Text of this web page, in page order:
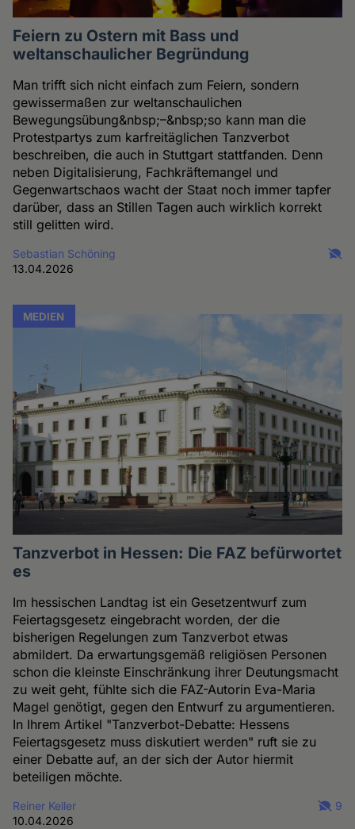
Feiern zu Ostern mit Bass und
weltanschaulicher Begründung
Man trifft sich nicht einfach zum Feiern, sondern
gewissermaßen zur weltanschaulichen
Bewegungsübung&nbsp;–&nbsp;so kann man die
Protestpartys zum karfreitäglichen Tanzverbot
beschreiben, die auch in Stuttgart stattfanden. Denn
neben Digitalisierung, Fachkräftemangel und
Gegenwartschaos wacht der Staat noch immer tapfer
darüber, dass an Stillen Tagen auch wirklich korrekt
still gelitten wird.
Sebastian Schöning
13.04.2026
MEDIEN
Tanzverbot in Hessen: Die FAZ befürwortet
es
Im hessischen Landtag ist ein Gesetzentwurf zum
Feiertagsgesetz eingebracht worden, der die
bisherigen Regelungen zum Tanzverbot etwas
abmildert. Da erwartungsgemäß religiösen Personen
schon die kleinste Einschränkung ihrer Deutungsmacht
zu weit geht, fühlte sich die FAZ-Autorin Eva-Maria
Magel genötigt, gegen den Entwurf zu argumentieren.
In Ihrem Artikel "Tanzverbot-Debatte: Hessens
Feiertagsgesetz muss diskutiert werden" ruft sie zu
einer Debatte auf, an der sich der Autor hiermit
beteiligen möchte.
Reiner Keller
10.04.2026
9